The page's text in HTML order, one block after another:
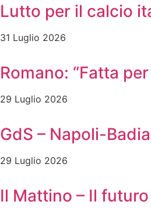
Lutto per il calcio
31 Luglio 2026
Romano: “Fatta
29 Luglio 2026
GdS – Napoli-
29 Luglio 2026
Il Mattino – Il